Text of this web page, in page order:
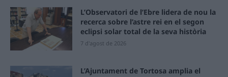
L’Observatori de l’Ebre lidera de nou la
recerca sobre l’astre rei en el segon
eclipsi solar total de la seva història
7 d'agost de 2026
L’Ajuntament de Tortosa amplia el